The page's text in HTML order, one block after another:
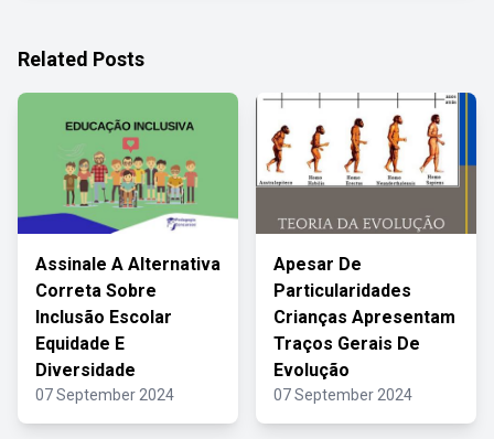
Related Posts
Assinale A Alternativa
Correta Sobre
Inclusão Escolar
Equidade E
Diversidade
07 September 2024
Apesar De
Particularidades
Crianças Apresentam
Traços Gerais De
Evolução
07 September 2024